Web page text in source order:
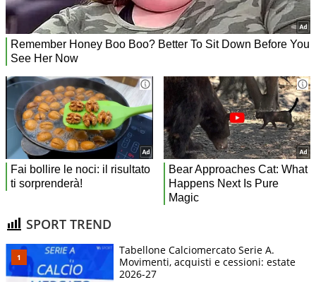
SPORT TREND
Tabellone Calciomercato Serie A.
Movimenti, acquisti e cessioni: estate
2026-27